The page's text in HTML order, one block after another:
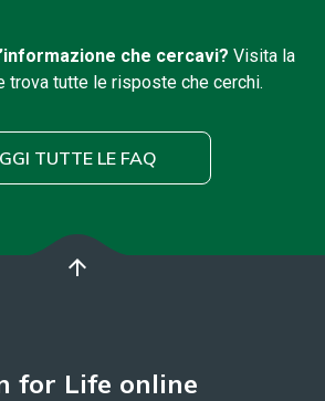
che cercavi? Visita la
trova tutte le risposte che cerchi.
TUTTE LE FAQ
arrow_upward
for Life online